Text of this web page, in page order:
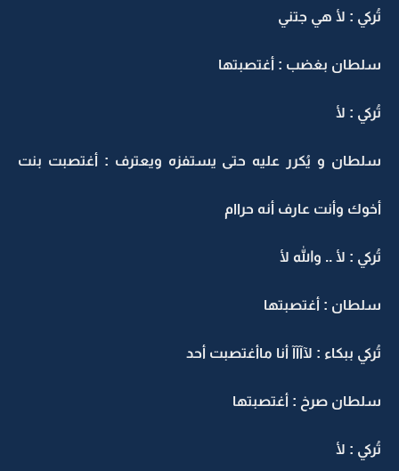
تُركي : لأ هي جتني
سلطان بغضب : أغتصبتها
تُركي : لأ
سلطان و يُكرر عليه حتى يستفزه ويعترف : أغتصبت بنت
أخوك وأنت عارف أنه حراام
تُركي : لأ .. والله لأ
سلطان : أغتصبتها
تُركي ببكاء : لآآآآ أنا ماأغتصبت أحد
سلطان صرخ : أغتصبتها
تُركي : لأ